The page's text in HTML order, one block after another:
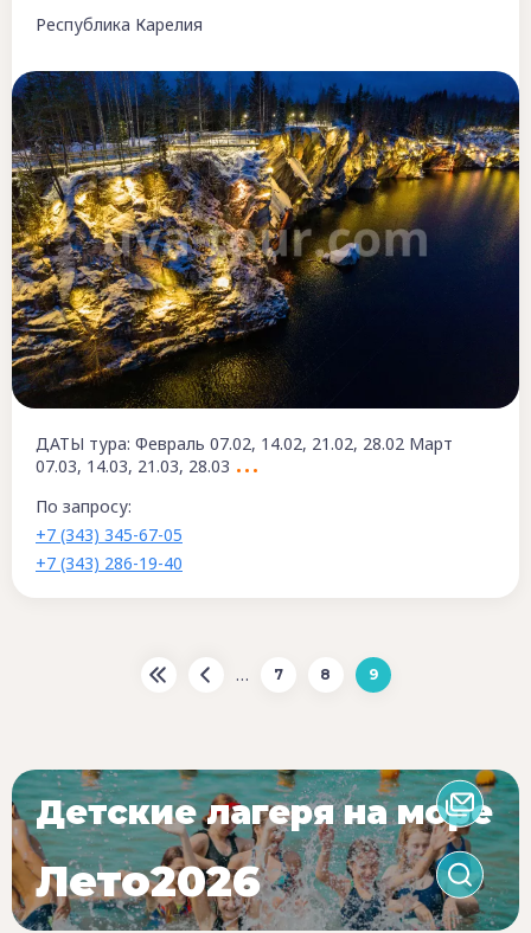
Республика Карелия
ДАТЫ тура: Февраль 07.02, 14.02, 21.02, 28.02 Март
07.03, 14.03, 21.03, 28.03
По запросу:
+7 (343) 345-67-05
+7 (343) 286-19-40
… 7 8 9
Детские лагеря на море
Лето2026